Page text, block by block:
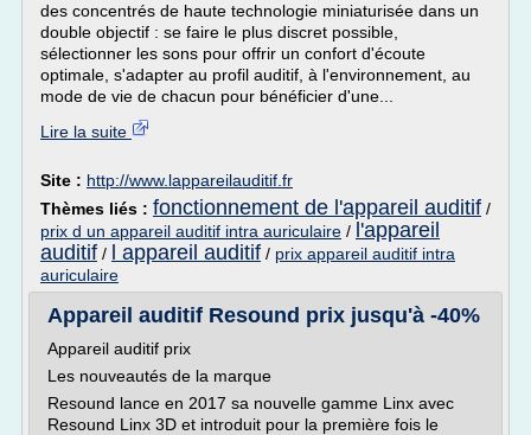
des concentrés de haute technologie miniaturisée dans un
double objectif : se faire le plus discret possible,
sélectionner les sons pour offrir un confort d'écoute
optimale, s'adapter au profil auditif, à l'environnement, au
mode de vie de chacun pour bénéficier d'une...
Lire la suite
Site : http://www.lappareilauditif.fr
Thèmes liés : fonctionnement de l'appareil auditif /
prix d un appareil auditif intra auriculaire / l'appareil
auditif / l appareil auditif / prix appareil auditif intra
auriculaire
Appareil auditif Resound prix jusqu'à -40%
Appareil auditif prix
Les nouveautés de la marque
Resound lance en 2017 sa nouvelle gamme Linx avec
Resound Linx 3D et introduit pour la première fois le